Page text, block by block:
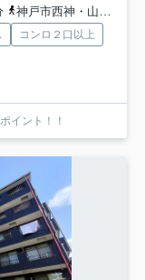
神戸市西神・山手線「名谷」駅 徒歩34分
コンロ２口以上
イント！！